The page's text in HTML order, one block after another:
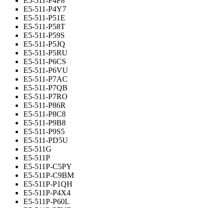
E5-511-P4Y7
E5-511-P51E
E5-511-P58T
E5-511-P59S
E5-511-P5JQ
E5-511-P5RU
E5-511-P6CS
E5-511-P6VU
E5-511-P7AC
E5-511-P7QB
E5-511-P7RO
E5-511-P86R
E5-511-P8C8
E5-511-P9B8
E5-511-P9S5
E5-511-PD5U
E5-511G
E5-511P
E5-511P-C5PY
E5-511P-C9BM
E5-511P-P1QH
E5-511P-P4X4
E5-511P-P60L